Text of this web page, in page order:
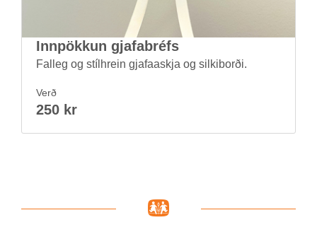
Inn­pökk­un gjafa­bréfs
Fal­leg og stíl­hrein gjafaaskja og silki­borði.
Verð
250 kr